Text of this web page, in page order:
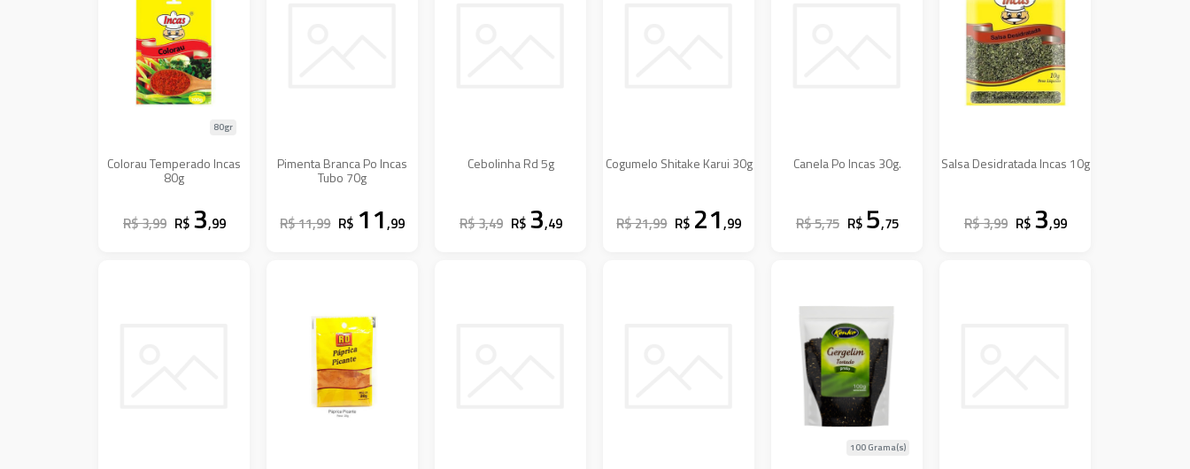
Colorau Temperado Incas
80g
80gr
R$ 3,99 R$ 3,99
Pimenta Branca Po Incas
Tubo 70g
R$ 11,99 R$ 11,99
Cebolinha Rd 5g
R$ 3,49 R$ 3,49
Cogumelo Shitake Karui 30g
R$ 21,99 R$ 21,99
Canela Po Incas 30g.
R$ 5,75 R$ 5,75
Salsa Desidratada Incas 10g
R$ 3,99 R$ 3,99
100 Grama(s)